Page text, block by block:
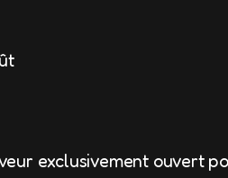
exclusivement ouvert